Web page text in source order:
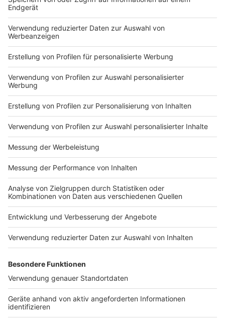
Du hast dir noch keine Artikel gemerkt
Markiere sie hierfür mit einem
Impressum
Nutzungsbedingungen
Jobs
Presse
Werben
Archiv
ANTENNE BAYERN GROUP
Stiftung ANTENNE BAYERN
hilft
Kontakt
Studio-Hotline
Verkehrs-Hotline
Newsletter